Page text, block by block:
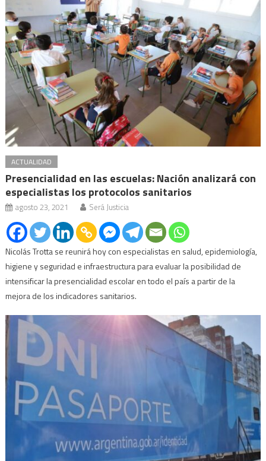
ACTUALIDAD
Presencialidad en las escuelas: Nación analizará con
especialistas los protocolos sanitarios
agosto 23, 2021 Será Justicia
Nicolás Trotta se reunirá hoy con especialistas en salud, epidemiología,
higiene y seguridad e infraestructura para evaluar la posibilidad de
intensificar la presencialidad escolar en todo el país a partir de la
mejora de los indicadores sanitarios.